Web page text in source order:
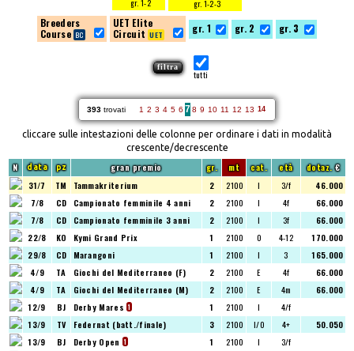
gr. 1-2 gr. 1-2-3
Breeders
Course
UET Elite
Circuit
gr. 1 gr. 2 gr. 3
tutti
393 trovati 1 2 3 4 5 6 78 9 10 11 12 13 14
cliccare sulle intestazioni delle colonne per ordinare i dati in modalità
crescente/decrescente
N data pz gran premio gr. mt cat. età dotaz.€
31/7 TM Tammakriterium 2 2100 I 3/f
46.000
7/8
CD Campionato femminile 4 anni 2 2100 I 4f
66.000
7/8
CD Campionato femminile 3 anni 2 2100 I 3f
66.000
22/8
KO Kymi Grand Prix 1 2100 O 4-12
170.000
29/8
CD Marangoni 1 2100 I 3
165.000
4/9
TA Giochi del Mediterraneo (F) 2 2100 E 4f
66.000
4/9
TA Giochi del Mediterraneo (M) 2 2100 E 4m
66.000
12/9
BJ Derby Mares1 1 2100 I
4/f
13/9
TV Federnat (batt./finale) 3 2100 I/O 4+
50.050
13/9
BJ Derby Open 1 1 2100 I
3/f